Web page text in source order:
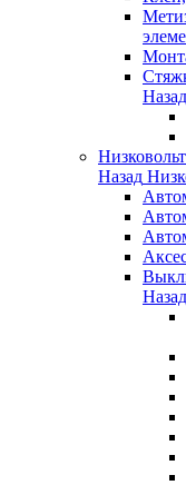
Назад
Назад
Назад